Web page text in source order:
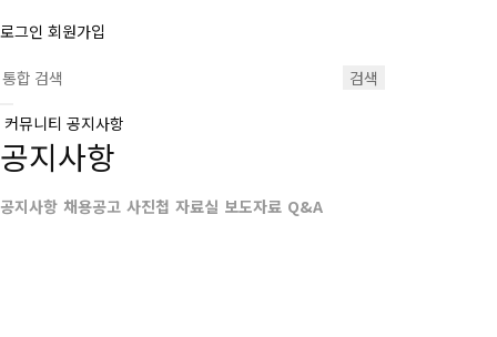
로그인 회원가입
검색
커뮤니티 공지사항
공지사항
공지사항 채용공고 사진첩 자료실 보도자료 Q&A